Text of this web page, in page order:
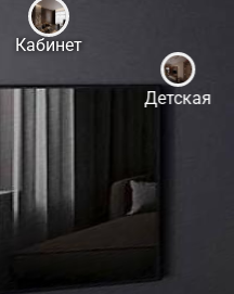
Кабинет
Детская